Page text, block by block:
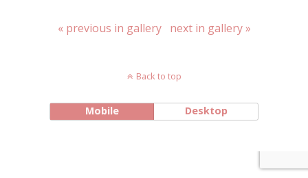
« previous in gallery next in gallery »
Back to top
Mobile Desktop